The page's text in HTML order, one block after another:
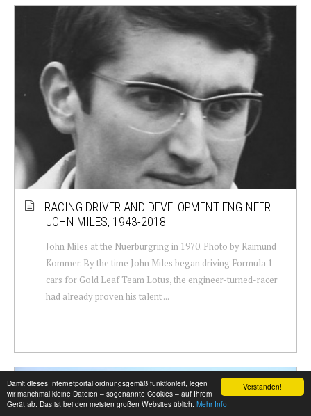
Verstanden!
Damit dieses Internetportal ordnungsgemäß funktioniert, legen
wir manchmal kleine Dateien – sogenannte Cookies – auf Ihrem
Gerät ab. Das ist bei den meisten großen Websites üblich. Mehr Info
RACING DRIVER AND DEVELOPMENT ENGINEER
JOHN MILES, 1943-2018
John Miles at the Nuerburgring in 1970. Photo by Raimund
Kommer. By the time John Miles began driving Formula 1
cars for Gold Leaf Team Lotus, the engineer-turned-racer
had already proven his talent ...